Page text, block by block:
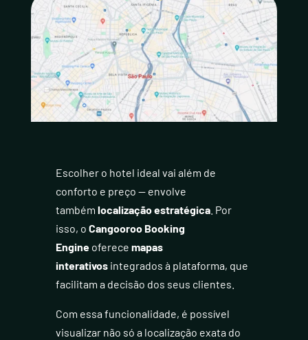
Escolher o hotel ideal vai além de
conforto e preço — envolve
também localização estratégica. Por
isso, o Cangooroo Booking
Engineoferece mapas
interativosintegrados à plataforma, que
facilitam a decisão dos seus clientes.
Com essa funcionalidade, é possível
visualizar não só a localização exata do